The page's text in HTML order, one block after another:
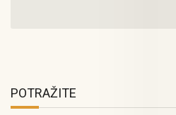
POTRAŽITE